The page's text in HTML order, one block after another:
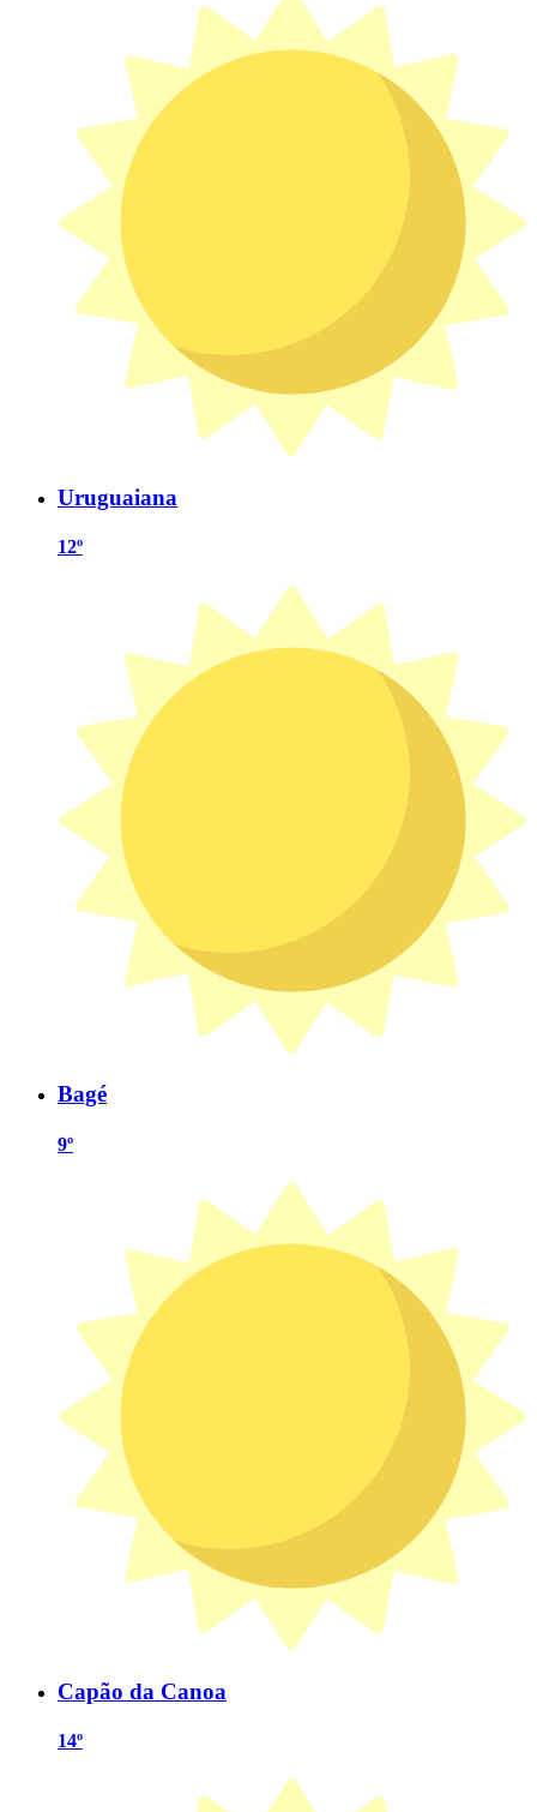
Uruguaiana
12º
Bagé
9º
Capão da Canoa
14º